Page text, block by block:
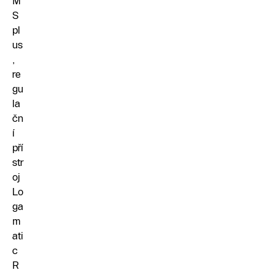
S
pl
us
,
re
gu
la
čn
í
pří
str
oj
Lo
ga
m
ati
c
R